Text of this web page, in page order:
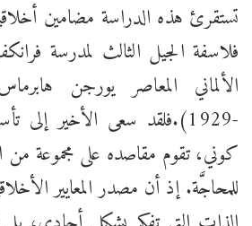
تستقرئ هذه الدراسة مضامين
فلاسفة الجيل الثالث لمدرسة
-1929).فلقد سعى الأخير
كوني، تقوم مقاصده على مجموعة من
للمحاجَّة. إذ أن مصدر المعايير